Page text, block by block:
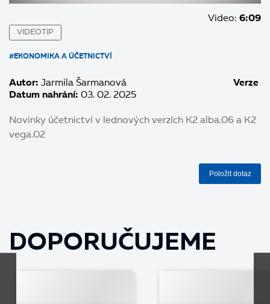
Video: 6:09
VIDEOTIP
#EKONOMIKA A ÚČETNICTVÍ
Autor: Jarmila Šarmanová
Datum nahrání: 03. 02. 2025
Verze
Novinky účetnictví v lednových verzích K2 alba.06 a K2
vega.02
Položit dotaz
DOPORUČUJEME